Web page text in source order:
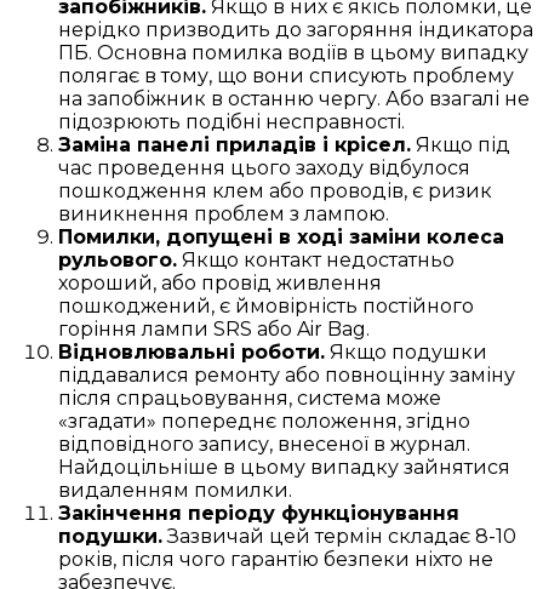
запобіжників. Якщо в них є якісь поломки, це
нерідко призводить до загоряння індикатора
ПБ. Основна помилка водіїв в цьому випадку
полягає в тому, що вони списують проблему
на запобіжник в останню чергу. Або взагалі не
підозрюють подібні несправності.
Заміна панелі приладів і крісел. Якщо під
час проведення цього заходу відбулося
пошкодження клем або проводів, є ризик
виникнення проблем з лампою.
Помилки, допущені в ході заміни колеса
рульового. Якщо контакт недостатньо
хороший, або провід живлення
пошкоджений, є ймовірність постійного
горіння лампи SRS або Air Bag.
Відновлювальні роботи. Якщо подушки
піддавалися ремонту або повноцінну заміну
після спрацьовування, система може
«згадати» попереднє положення, згідно
відповідного запису, внесеної в журнал.
Найдоцільніше в цьому випадку зайнятися
видаленням помилки.
Закінчення періоду функціонування
подушки.Зазвичай цей термін складає 8-10
років, після чого гарантію безпеки ніхто не
забезпечує.